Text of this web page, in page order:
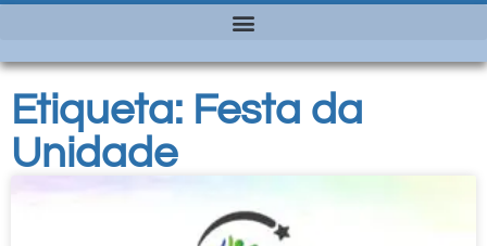
Etiqueta: Festa da
Unidade